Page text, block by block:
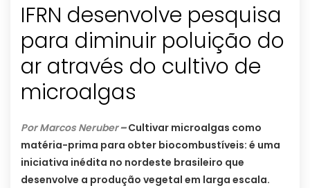
IFRN desenvolve pesquisa
para diminuir poluição do
ar através do cultivo de
microalgas
Por Marcos Neruber–Cultivar microalgas como
matéria-prima para obter biocombustíveis: é uma
iniciativa inédita no nordeste brasileiro que
desenvolve a produção vegetal em larga escala.